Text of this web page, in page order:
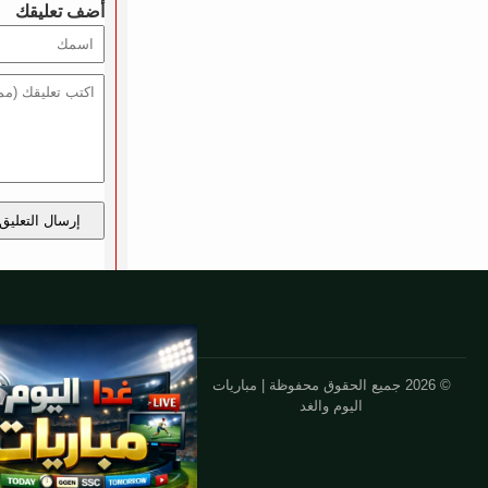
أضف تعليقك
إرسال التعليق
© 2026 جميع الحقوق محفوظة | مباريات
اليوم والغد